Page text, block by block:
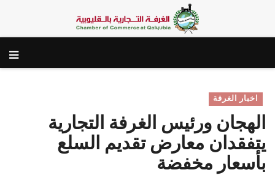
اخبار الغرفة
الهجان ورئيس الغرفة التجارية
يتفقدان معارض تقديم السلع
بأسعار مخفضة